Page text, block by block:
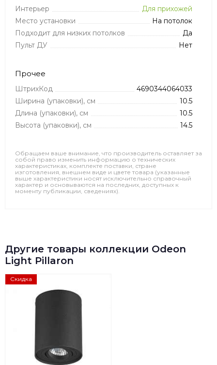
Интерьер
Для прихожей
Место установки
На потолок
Подходит для низких потолков
Да
Пульт ДУ
Нет
Прочее
ШтрихКод
4690344064033
Ширина (упаковки), см
10.5
Длина (упаковки), см
10.5
Высота (упаковки), см
14.5
Обращаем ваше внимание, что производитель оставляет за
собой право изменить информацию о технических
характеристиках, комплекте поставки, стране
изготовления, внешнем виде и цвете товара (указанные
выше характеристики носят исключительно справочный
характер и основываются на последних, доступных к
моменту публикации, сведениях).
Другие товары коллекции Odeon
Light Pillaron
Скидка